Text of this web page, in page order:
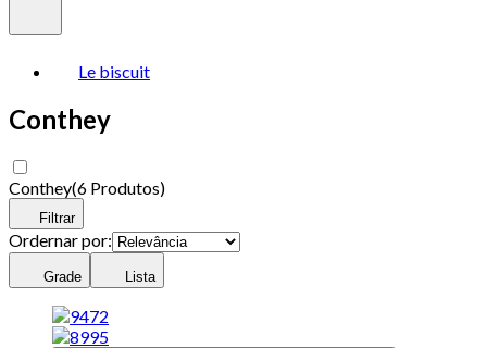
Le biscuit
Conthey
Conthey(6 Produtos)
Filtrar
Ordernar por:
Grade Lista